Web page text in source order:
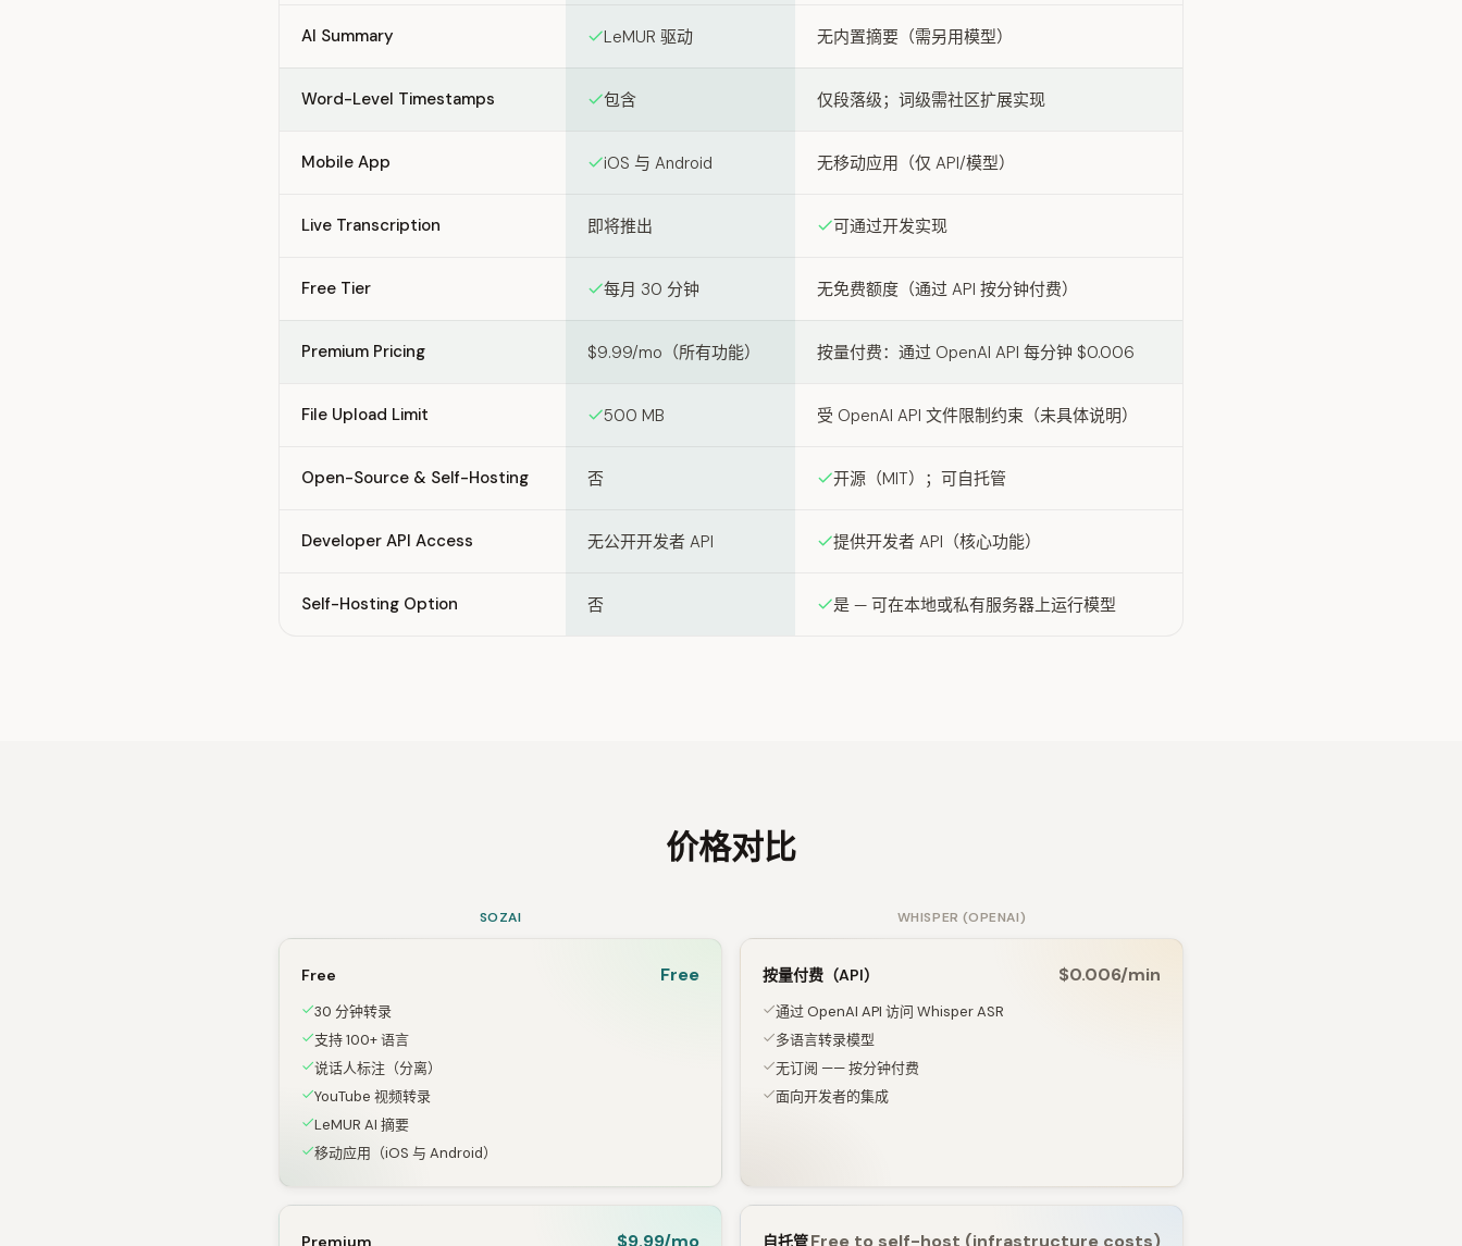
AI Summary LeMUR 驱动 无内置摘要（需另用模型）
Word-Level Timestamps 包含 仅段落级；词级需社区扩展实现
Mobile App iOS 与 Android 无移动应用（仅 API/模型）
Live Transcription 即将推出 可通过开发实现
Free Tier 每月 30 分钟 无免费额度（通过 API 按分钟付费）
Premium Pricing $9.99/mo（所有功能） 按量付费：通过 OpenAI API 每分钟 $0.006
File Upload Limit 500 MB 受 OpenAI API 文件限制约束（未具体说明）
Open-Source & Self-Hosting 否 开源（MIT）；可自托管
Developer API Access 无公开开发者 API 提供开发者 API（核心功能）
Self-Hosting Option 否 是 — 可在本地或私有服务器上运行模型
价格对比
SOZAI WHISPER (OPENAI)
Free Free
30 分钟转录
支持 100+ 语言
说话人标注（分离）
YouTube 视频转录
LeMUR AI 摘要
移动应用（iOS 与 Android）
按量付费（API） $0.006/min
通过 OpenAI API 访问 Whisper ASR
多语言转录模型
无订阅 —— 按分钟付费
面向开发者的集成
Premium $9.99/mo 自托管Free to self-host (infrastructure costs)